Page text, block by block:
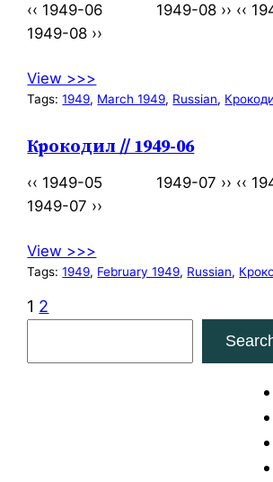
‹‹ 1949-06 1949-08 ››
1949-08 ››
View >>>
Tags:1949, March 1949, Russian,
Крокодил // 1949-06
‹‹ 1949-05 1949-07 ››
1949-07 ››
View >>>
Tags:1949, February 1949, Russian,
1 2